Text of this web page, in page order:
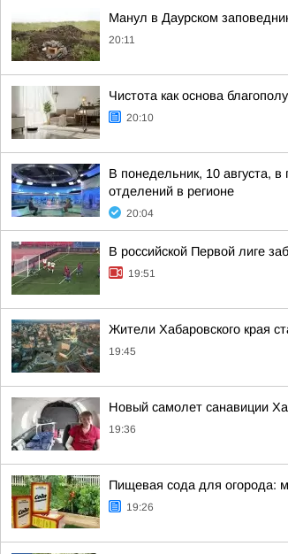
Манул в Даурском
20:11
Чистота как основа
20:10
В понедельник, 10 августа,
отделений в регионе
20:04
В российской Первой лиге
19:51
Жители Хабаровского края
19:45
Новый самолет санавиции
19:36
Пищевая сода для огорода:
19:26